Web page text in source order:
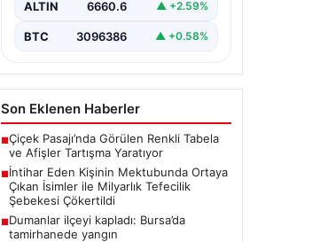
belirterek yaşamına son veren bir
mektupta yer alan…
ALTIN 6660.6 ▲ +2.59%
BTC 3096386 ▲ +0.58%
Son Eklenen Haberler
■Çiçek Pasajı’nda Görülen Renkli Tabela
ve Afişler Tartışma Yaratıyor
■İntihar Eden Kişinin Mektubunda Ortaya
Çıkan İsimler ile Milyarlık Tefecilik
Şebekesi Çökertildi
■Dumanlar ilçeyi kapladı: Bursa’da
tamirhanede yangın